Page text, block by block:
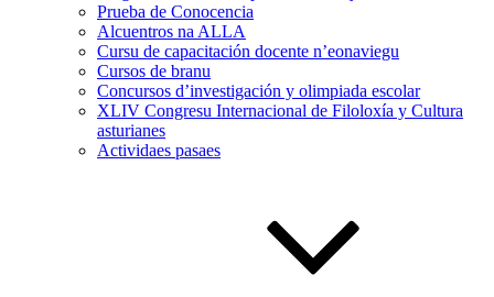
Prueba de Conocencia
Alcuentros na ALLA
Cursu de capacitación docente n’eonaviegu
Cursos de branu
Concursos d’investigación y olimpiada escolar
XLIV Congresu Internacional de Filoloxía y Cultura
asturianes
Actividaes pasaes